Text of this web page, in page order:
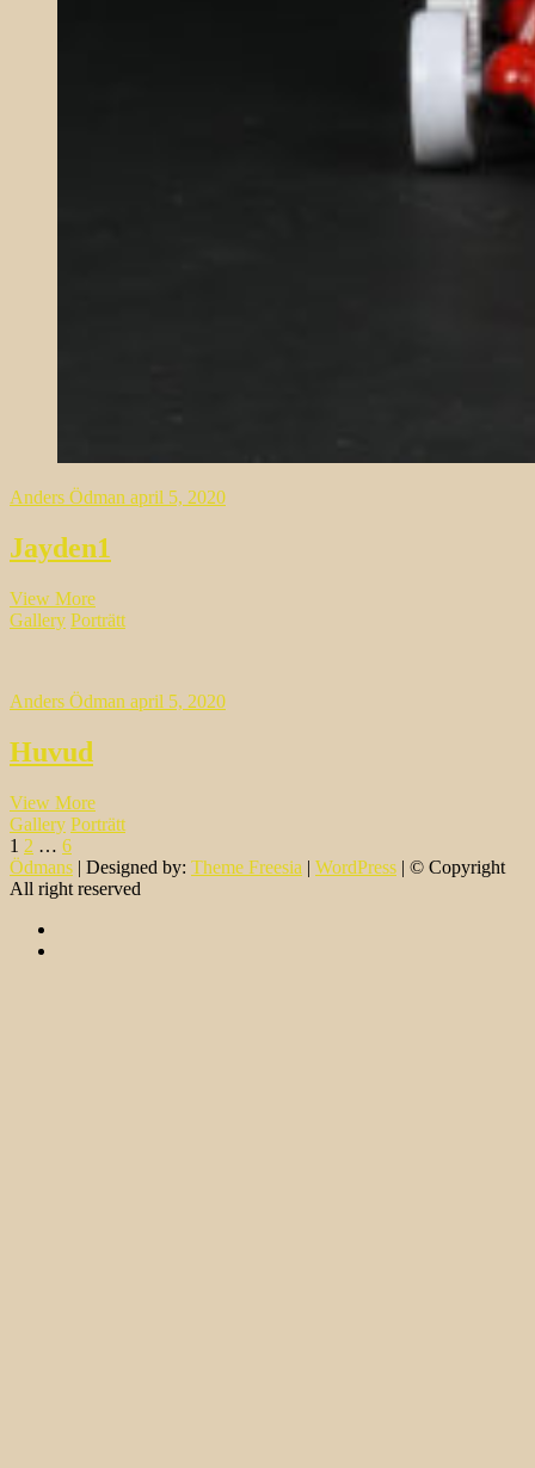
Anders Ödman april 5, 2020
Jayden1
View MoreJayden1
Gallery Porträtt
Anders Ödman april 5, 2020
Huvud
View MoreHuvud
Gallery Porträtt
Inläggsnavigering
Page
1 Page
2 … Page
6Next
page
Ödmans | Designed by: Theme Freesia | WordPress | © Copyright
All right reserved